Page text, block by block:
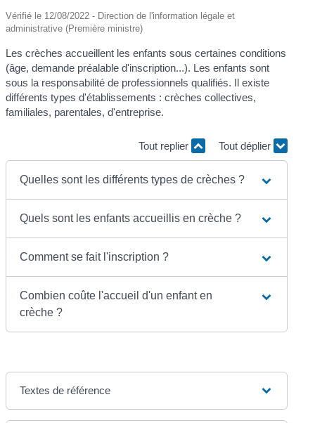
Vérifié le 12/08/2022 - Direction de l'information légale et
administrative (Première ministre)
Les crèches accueillent les enfants sous certaines conditions
(âge, demande préalable d'inscription...). Les enfants sont
sous la responsabilité de professionnels qualifiés. Il existe
différents types d'établissements : crèches collectives,
familiales, parentales, d'entreprise.
Tout replier Tout déplier
Quelles sont les différents types de crèches ?
Quels sont les enfants accueillis en crèche ?
Comment se fait l'inscription ?
Combien coûte l'accueil d'un enfant en
crèche ?
Textes de référence